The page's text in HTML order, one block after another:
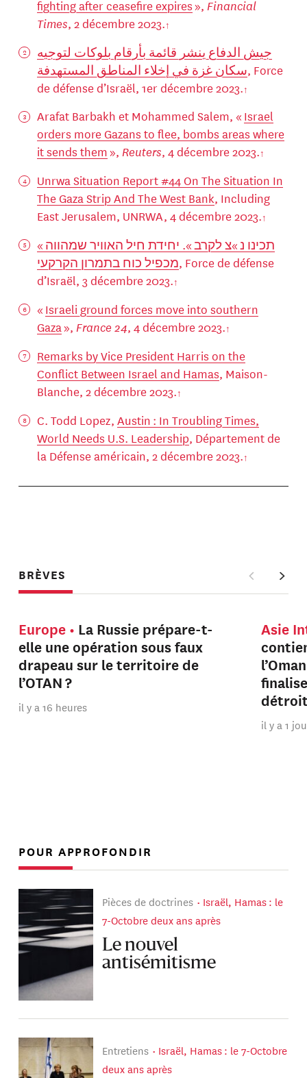
fighting after ceasefire expires», Financial
Times, 2 décembre 2023.
جيش الدفاع ينشر قائمة بأرقام بلوكات لتوجيه
سكان غزة في إخلاء المناطق المستهدفة, Force
de défense d’Israël, 1er décembre 2023.
Arafat Barbakh et Mohammed Salem, « Israel
orders more Gazans to flee, bombs areas where
it sends them», Reuters, 4 décembre 2023.
Unrwa Situation Report #44 On The Situation In
The Gaza Strip And The West Bank, Including
East Jerusalem, UNRWA, 4 décembre 2023.
« תכינו נ »צ לקרב ». יחידת חיל האוויר שמהווה
מכפיל כוח בתמרון הקרקעי, Force de défense
d’Israël, 3 décembre 2023.
« Israeli ground forces move into southern
Gaza», France 24, 4 décembre 2023.
Remarks by Vice President Harris on the
Conflict Between Israel and Hamas, Maison-
Blanche, 2 décembre 2023.
C. Todd Lopez, Austin : In Troubling Times,
World Needs U.S. Leadership, Département de
la Défense américain, 2 décembre 2023.
BRÈVES
Europe
La Russie prépare-t-
elle une opération sous faux
drapeau sur le territoire de
l’OTAN ?
il y a 16 heures
Asie
il y a 1
POUR APPROFONDIR
Pièces de doctrines
Israël, Hamas : le
7-Octobre deux ans après
Le nouvel
antisémitisme
Entretiens
Israël, Hamas : le 7-Octobre
deux ans après